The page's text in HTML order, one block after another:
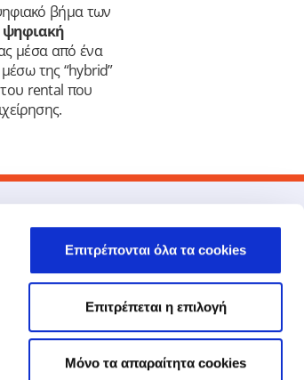
Επιτρέπονται όλα τα cookies
Επιτρέπεται η επιλογή
Mόνο τα απαραίτητα cookies
βήμα των
μέσα από ένα
της “hybrid”
του rental που
EPSILONNET
EPSILONNET
Πολιτική Ποιότητας
Πολιτική Ασφάλειας Πληροφοριών
EPSILONNET Accounting Partners